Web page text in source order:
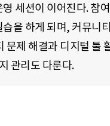
세션이 이어진다. 참
을 하게 되며, 커뮤니
문제 해결과 디지털 툴
관리도 다룬다.